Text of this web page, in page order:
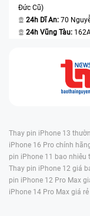
Đức Cũ)
24h Dĩ An: 70
24h Vũng Tàu:
Thay pin iPhone 13
iPhone 16 Pro chính
pin iPhone 11 bao nhiêu
Thay pin iPhone 12 giá
pin iPhone 12 Pro Max
iPhone 14 Pro Max giá rẻ